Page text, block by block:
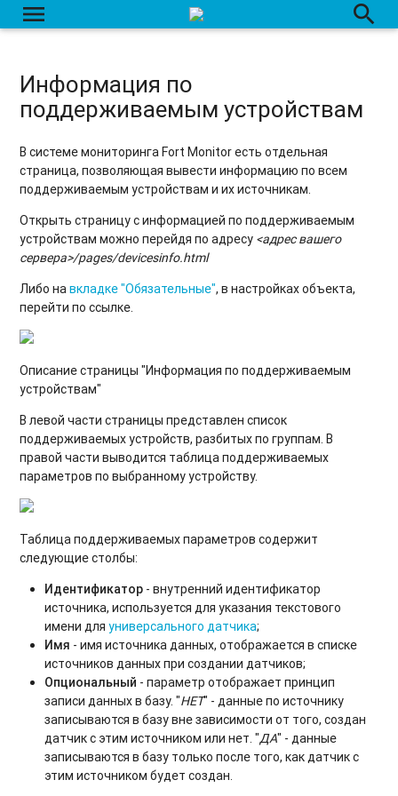
menu
Графики
Список отчётов
Список справочников
Контроль топлива в Fort Monitor 3
Контроль топливораздач в Fort Monitor 3
Контроль топливных карт в Fort Monitor 3
Контроль качества вождения в Fort Monitor 3
Контроль пассажиропотока в Fort Monitor 3
Работа с временной шкалой
search
Информация по
поддерживаемым устройствам
В системе мониторинга Fort Monitor есть отдельная
страница, позволяющая вывести информацию по всем
поддерживаемым устройствам и их источникам.
Открыть страницу с информацией по поддерживаемым
устройствам можно перейдя по адресу <адрес вашего
сервера>/pages/devicesinfo.html
Либо навкладке "Обязательные", в настройках объекта,
перейти по ссылке.
Описание страницы "Информация по поддерживаемым
устройствам"
В левой части страницы представлен список
поддерживаемых устройств, разбитых по группам. В
правой части выводится таблица поддерживаемых
параметров по выбранному устройству.
Таблица поддерживаемых параметров содержит
следующие столбы:
Идентификатор - внутренний идентификатор
источника, используется для указания текстового
имени дляуниверсального датчика;
Имя - имя источника данных, отображается в списке
источников данных при создании датчиков;
Опциональный - параметр отображает принцип
записи данных в базу. "НЕТ" - данные по источнику
записываются в базу вне зависимости от того, создан
датчик с этим источником или нет. "ДА" - данные
записываются в базу только после того, как датчик с
этим источником будет создан.